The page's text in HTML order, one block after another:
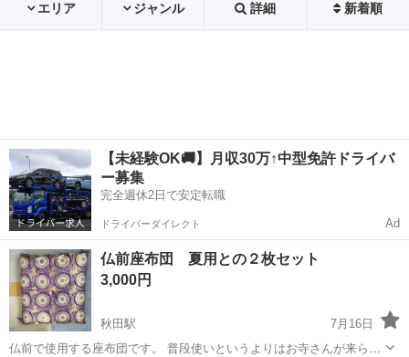
エリア ジャンル 詳細 新着順
【未経験OK🚚】月収30万↑中型免許ドライバ
ー募集
完全週休2日で安定転職
ドライバーダイレクト Ad
仏前座布団 夏用との２枚セット
3,000円
秋田駅
7月16日
仏前で使用する座布団です。 普段使いというよりはお寺さんが来られ